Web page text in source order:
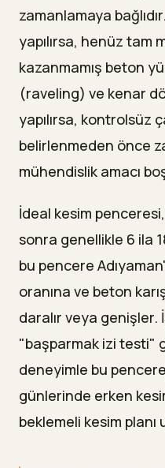
zamanlamaya
yapılırsa, henüz tam
kazanmamış beton
(raveling) ve kenar
yapılırsa, kontrolsüz
belirlenmeden önce
mühendislik amacı
İdeal kesim
sonra genellikle 6 ila
bu pencere
oranına ve beton
daralır veya genişler.
"başparmak izi testi"
deneyimle bu
günlerinde erken
beklemeli kesim planı